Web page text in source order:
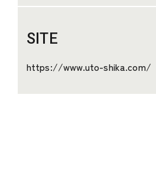
SITE
https://www.uto-shika.com/